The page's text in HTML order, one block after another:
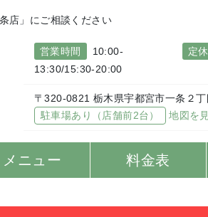
店」にご相談ください
営業時間
10:00-
13:30/15:30-20:00
定
〒320-0821 栃木県宇都宮市一条２丁
駐車場あり（店舗前2台）
地図を
メニュー 料金表